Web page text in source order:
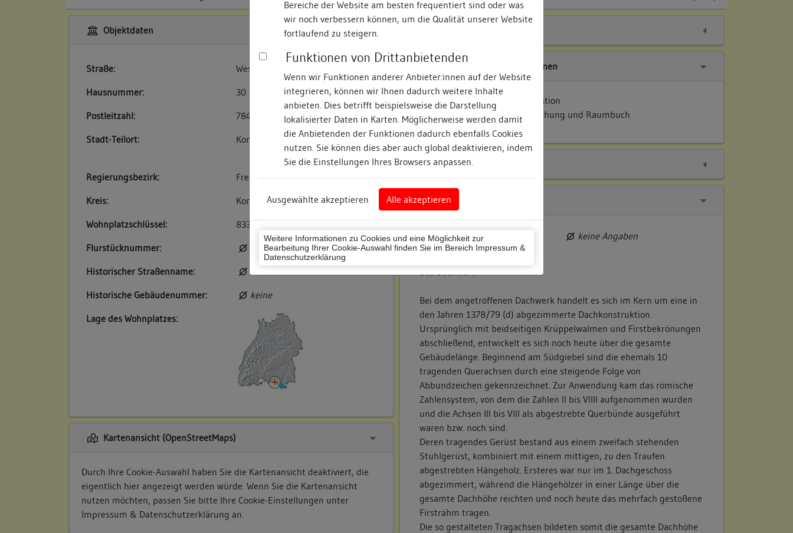
Bereiche der Website am besten frequentiert sind oder was
wir noch verbessern können, um die Qualität unserer Website
fortlaufend zu steigern.
Funktionen von Drittanbietenden
Wenn wir Funktionen anderer Anbieter:innen auf der Website
integrieren, können wir Ihnen dadurch weitere Inhalte
anbieten. Dies betrifft beispielsweise die Darstellung
lokalisierter Daten in Karten. Möglicherweise werden damit
die Anbietenden der Funktionen dadurch ebenfalls Cookies
nutzen. Sie können dies aber auch global deaktivieren, indem
Sie die Einstellungen Ihres Browsers anpassen.
Ausgewählte akzeptieren Alle akzeptieren
Weitere Informationen zu Cookies und eine Möglichkeit zur
Bearbeitung Ihrer Cookie-Auswahl finden Sie im Bereich Impressum &
Datenschutzerklärung
Objektdaten
Straße:
Wessenbergstraße
Hausnummer:
30
Postleitzahl:
78426
Stadt-Teilort:
Konstanz
Regierungsbezirk:
Freiburg
Kreis:
Konstanz (Landkreis)
Wohnplatzschlüssel:
8335043012
Flurstücknummer:
keine
Historischer Straßenname:
keiner
Historische Gebäudenummer:
keine
Lage des Wohnplatzes:
Kartenansicht (OpenStreetMaps)
Durch Ihre Cookie-Auswahl haben Sie die Kartenansicht deaktiviert, die
eigentlich hier angezeigt werden würde. Wenn Sie die Kartenansicht
nutzen möchten, passen Sie bitte Ihre Cookie-Einstellungen unter
Impressum & Datenschutzerklärung an.
Zugeordnete Dokumentationen
Bauhistorische Dokumentation
Restauratorische Untersuchung und Raumbuch
Beschreibung
Konstruktionen
Konstruktionsdetail:
keine Angaben
Konstruktion/Material:
Bei dem angetroffenen Dachwerk handelt es sich im Kern um eine in
den Jahren 1378/79 (d) abgezimmerte Dachkonstruktion.
Ursprünglich mit beidseitigen Krüppelwalmen und Firstbekrönungen
abschließend, entwickelt es sich noch heute über die gesamte
Gebäudelänge. Beginnend am Südgiebel sind die ehemals 10
tragenden Querachsen durch eine steigende Folge von
Abbundzeichen gekennzeichnet. Zur Anwendung kam das römische
Zahlensystem, von dem die Zahlen II bis VIIII aufgenommen wurden
und die Achsen III bis VIII als abgestrebte Querbünde ausgeführt
waren bzw. noch sind.
Deren tragendes Gerüst bestand aus einem zweifach stehenden
Stuhlgerüst, kombiniert mit einem mittigen, zu den Traufen
abgestrebten Hängeholz. Ersteres war nur im 1. Dachgeschoss
abgezimmert, während die Hängehölzer in einer Länge über die
gesamte Dachhöhe reichten und noch heute das mehrfach gestoßene
Firsträhm tragen.
Die so gestalteten Tragachsen bildeten somit die gesamte Dachhöhe